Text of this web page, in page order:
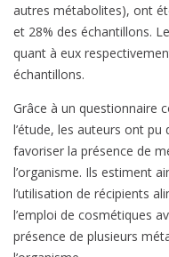
autres métabolites), ont
et 28% des échantillons.
quant à eux
échantillons.
Grâce à un questionnaire
l’étude, les auteurs ont
favoriser la présence de
l’organisme. Ils estiment
l’utilisation de récipients
l’emploi de cosmétiques
présence de plusieurs